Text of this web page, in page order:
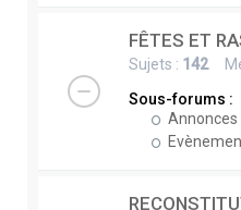
FÊTES ET
Sujets : 142
Sous-forums :